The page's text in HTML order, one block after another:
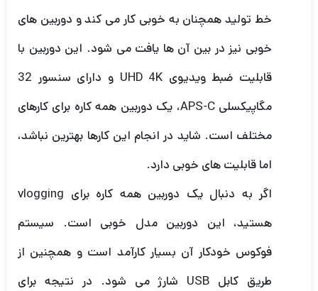
خط تولید همچنان به خوبی کار می کند و دوربین های
خوبی نیز در بین آن ها یافت می شود. این دوربین با
قابلیت ضبط ویدیوی UHD 4K و دارای سنسور 32
مگاپیکسلی APS-C، یک دوربین همه کاره برای کارهای
مختلف است. شاید در انجام این کارها بهترین نباشد،
اما قابلیت های خوبی دارد.
اگر به دنبال یک دوربین همه کاره برای vlogging
هستید، این دوربین مدل خوبی است. سیستم
فوکوس خودکار آن بسیار کارآمد است و همچنین از
طریق کابل USB شارژ می شود. در نتیجه برای